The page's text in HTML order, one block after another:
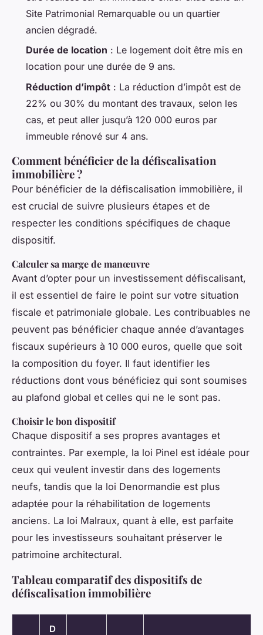
Site Patrimonial Remarquable ou un quartier
ancien dégradé.
Durée de location : Le logement doit être mis en
location pour une durée de 9 ans.
Réduction d’impôt : La réduction d’impôt est de
22% ou 30% du montant des travaux, selon les
cas, et peut aller jusqu’à 120 000 euros par
immeuble rénové sur 4 ans.
Comment bénéficier de la défiscalisation
immobilière ?
Pour bénéficier de la défiscalisation immobilière, il
est crucial de suivre plusieurs étapes et de
respecter les conditions spécifiques de chaque
dispositif.
Calculer sa marge de manœuvre
Avant d’opter pour un investissement défiscalisant,
il est essentiel de faire le point sur votre situation
fiscale et patrimoniale globale. Les contribuables ne
peuvent pas bénéficier chaque année d’avantages
fiscaux supérieurs à 10 000 euros, quelle que soit
la composition du foyer. Il faut identifier les
réductions dont vous bénéficiez qui sont soumises
au plafond global et celles qui ne le sont pas.
Choisir le bon dispositif
Chaque dispositif a ses propres avantages et
contraintes. Par exemple, la loi Pinel est idéale pour
ceux qui veulent investir dans des logements
neufs, tandis que la loi Denormandie est plus
adaptée pour la réhabilitation de logements
anciens. La loi Malraux, quant à elle, est parfaite
pour les investisseurs souhaitant préserver le
patrimoine architectural.
Tableau comparatif des dispositifs de
défiscalisation immobilière
D